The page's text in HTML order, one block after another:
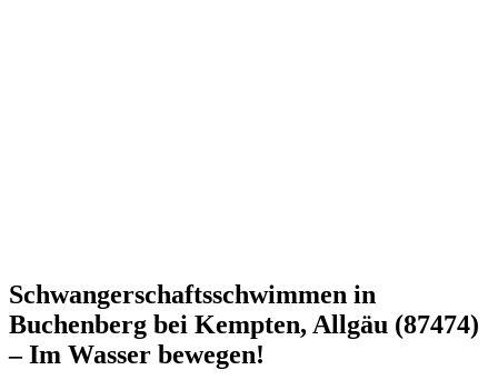
Schwangerschaftsschwimmen in
Buchenberg bei Kempten, Allgäu (87474)
– Im Wasser bewegen!